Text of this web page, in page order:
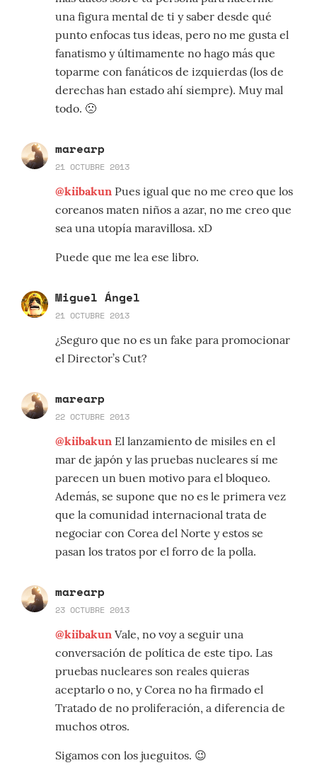
una figura mental de ti y saber desde qué
punto enfocas tus ideas, pero no me gusta el
fanatismo y últimamente no hago más que
toparme con fanáticos de izquierdas (los de
derechas han estado ahí siempre). Muy mal
todo. 🙁
marearp
21 OCTUBRE 2013
@kiibakun Pues igual que no me creo que los
coreanos maten niños a azar, no me creo que
sea una utopía maravillosa. xD
Puede que me lea ese libro.
Miguel Ángel
21 OCTUBRE 2013
¿Seguro que no es un fake para promocionar
el Director’s Cut?
marearp
22 OCTUBRE 2013
@kiibakun El lanzamiento de misiles en el
mar de japón y las pruebas nucleares sí me
parecen un buen motivo para el bloqueo.
Además, se supone que no es le primera vez
que la comunidad internacional trata de
negociar con Corea del Norte y estos se
pasan los tratos por el forro de la polla.
marearp
23 OCTUBRE 2013
@kiibakun Vale, no voy a seguir una
conversación de política de este tipo. Las
pruebas nucleares son reales quieras
aceptarlo o no, y Corea no ha firmado el
Tratado de no proliferación, a diferencia de
muchos otros.
Sigamos con los jueguitos. 😉